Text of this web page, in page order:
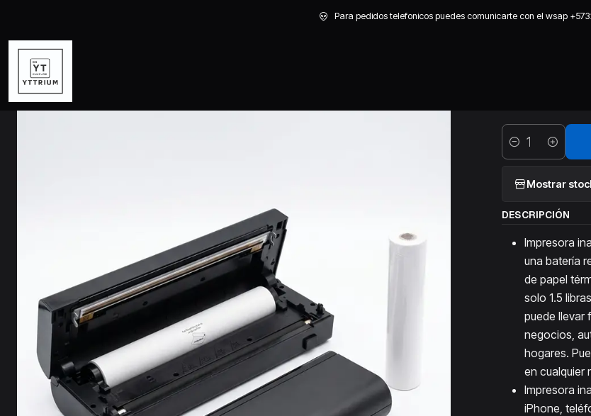
Para pedidos telefonicos puedes comunicarte con el wsap
Computación Impresoras IMPRESORA MOBIL PORTATIL TERMICA
A4
Cantidad
Mostrar
DESCRIPCIÓN
Impresora
una batería
de papel
solo 1.5
puede llevar
negocios,
hogares.
en cualquier
Impresora
iPhone,